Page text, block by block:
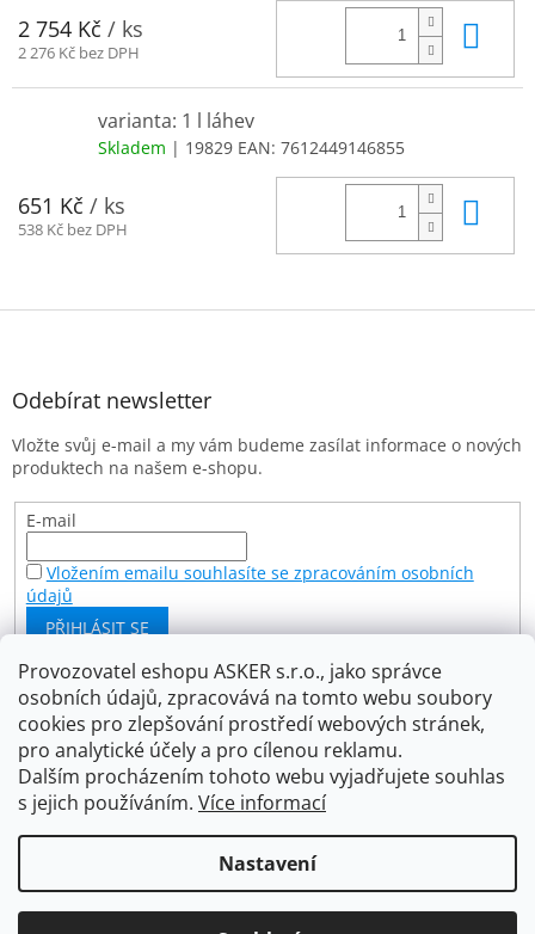
Provozovatel eshopu ASKER s.r.o., jako správce
osobních údajů, zpracovává na tomto webu soubory
cookies pro zlepšování prostředí webových stránek,
pro analytické účely a pro cílenou reklamu.
Dalším procházením tohoto webu vyjadřujete souhlas
s jejich používáním. Více informací
Nastavení
2 754 Kč / ks
2 276 Kč bez DPH
varianta: 1 l láhev
Skladem | 19829 EAN: 7612449146855
651 Kč / ks
538 Kč bez DPH
Z
Odebírat newsletter
Vložte svůj e-mail a my vám budeme zasílat informace o nových
produktech na našem e-shopu.
E-mail
Vložením emailu souhlasíte se zpracováním osobních
údajů
PŘIHLÁSIT SE
Facebook
Copyright 2026Asker s.r.o.. Všechna práva vyhrazena.